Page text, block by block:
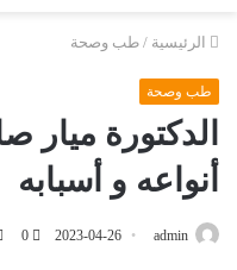
الرئيسية / طب وصحة
طب وصحة
الدكتورة
أنواعه و أسبابه
admin
2023-04-26
0